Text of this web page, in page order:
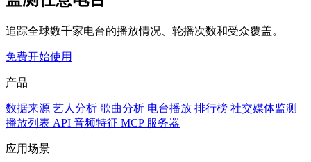
追踪全球数千家电台的播放情况、轮播次数和受众覆盖。
免费开始使用
产品
数据来源 艺人分析 歌曲分析 电台播放 排行榜 社交媒体监测
播放列表 API 音频特征 MCP 服务器
应用场景